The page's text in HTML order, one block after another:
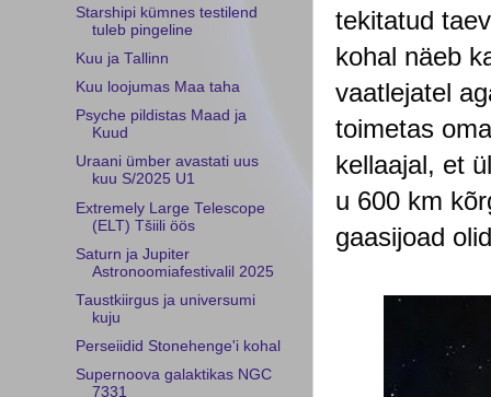
tekitatud
kohal näeb
vaatlejatel
toimetas
kellaajal, et
u 600 km
gaasijoad
Starshipi kümnes testilend
tuleb pingeline
Kuu ja Tallinn
Kuu loojumas Maa taha
Psyche pildistas Maad ja
Kuud
Uraani ümber avastati uus
kuu S/2025 U1
Extremely Large Telescope
(ELT) Tšiili öös
Saturn ja Jupiter
Astronoomiafestivalil 2025
Taustkiirgus ja universumi
kuju
Perseiidid Stonehenge'i kohal
Supernoova galaktikas NGC
7331